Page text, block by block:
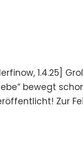
1.4.25]
bewegt
Zur